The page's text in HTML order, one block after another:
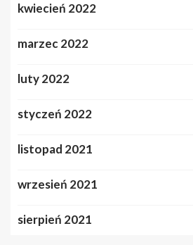
kwiecień 2022
marzec 2022
luty 2022
styczeń 2022
listopad 2021
wrzesień 2021
sierpień 2021